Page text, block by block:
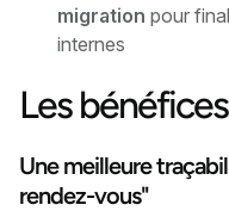
migration pour
internes
Les
Une meilleure
rendez-vous"